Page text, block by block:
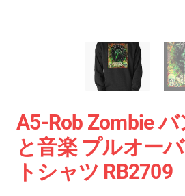
A5-Rob Zombie
と音楽 プルオー
トシャツ RB2709